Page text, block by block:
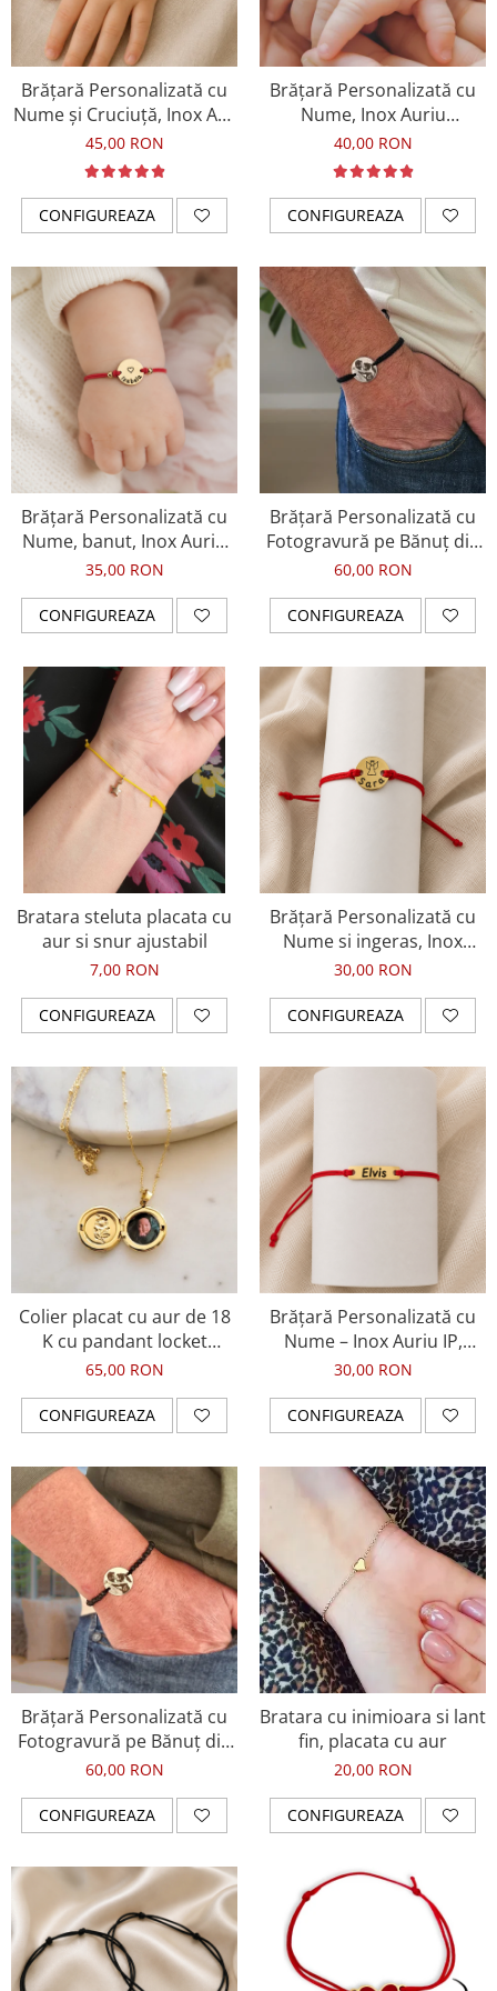
Tablou Personalizat
Brățară Personalizată cu
Nume și Cruciuță, Inox Aur
IP, Macrame
45,00 RON
CONFIGUREAZA
Brățară Personalizată cu
Nume, Inox Auriu
Waterproof, pentru copii
40,00 RON
CONFIGUREAZA
Brățară Personalizată cu
Nume, banut, Inox Auriu
Waterproof, pentru
35,00 RON
CONFIGUREAZA
Brățară Personalizată cu
Fotogravură pe Bănuț din
Inox Argintiu 304
60,00 RON
CONFIGUREAZA
Bratara steluta placata cu
aur si snur ajustabil
7,00 RON
CONFIGUREAZA
Brățară Personalizată cu
Nume si ingeras, Inox
Auriu Waterproof, pentru
30,00 RON
CONFIGUREAZA
Colier placat cu aur de 18
K cu pandant locket
rotund, personalizat cu
65,00 RON
CONFIGUREAZA
Brățară Personalizată cu
Nume – Inox Auriu IP,
Waterproof
30,00 RON
CONFIGUREAZA
Brățară Personalizată cu
Fotogravură pe Bănuț din
Inox Argintiu 304 – Cristale
60,00 RON
CONFIGUREAZA
Bratara cu inimioara si lant
fin, placata cu aur
20,00 RON
CONFIGUREAZA